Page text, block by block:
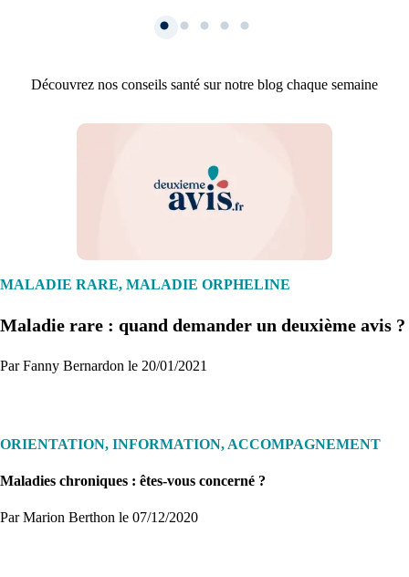
Créez un compte et récupérez votre dossier médical en parallèle
Je commence
Découvrez nos conseils santé sur notre blog chaque semaine
MALADIE RARE, MALADIE ORPHELINE
Maladie rare : quand demander un deuxième avis ?
Par Fanny Bernardon le 20/01/2021
ORIENTATION, INFORMATION, ACCOMPAGNEMENT
Maladies chroniques : êtes-vous concerné ?
Par Marion Berthon le 07/12/2020